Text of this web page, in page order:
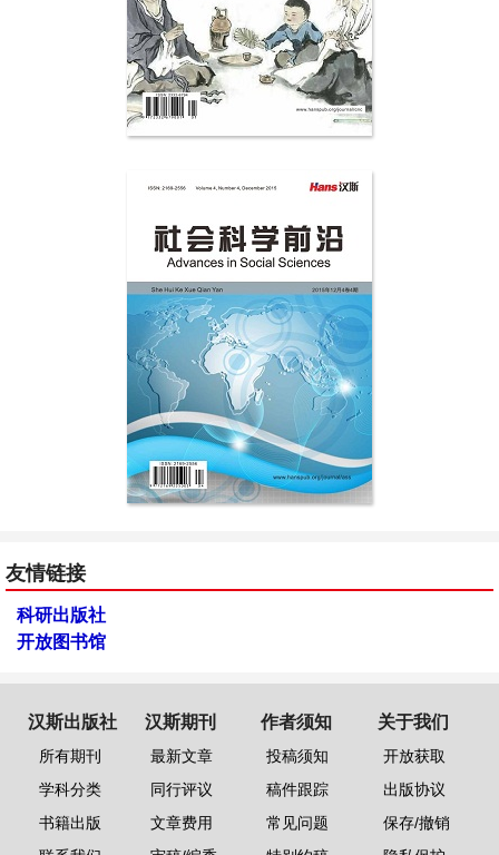
友情链接
科研出版社
开放图书馆
汉斯出版社
所有期刊
学科分类
书籍出版
汉斯期刊
最新文章
同行评议
文章费用
作者须知
投稿须知
稿件跟踪
常见问题
关于我们
开放获取
出版协议
保存/撤销